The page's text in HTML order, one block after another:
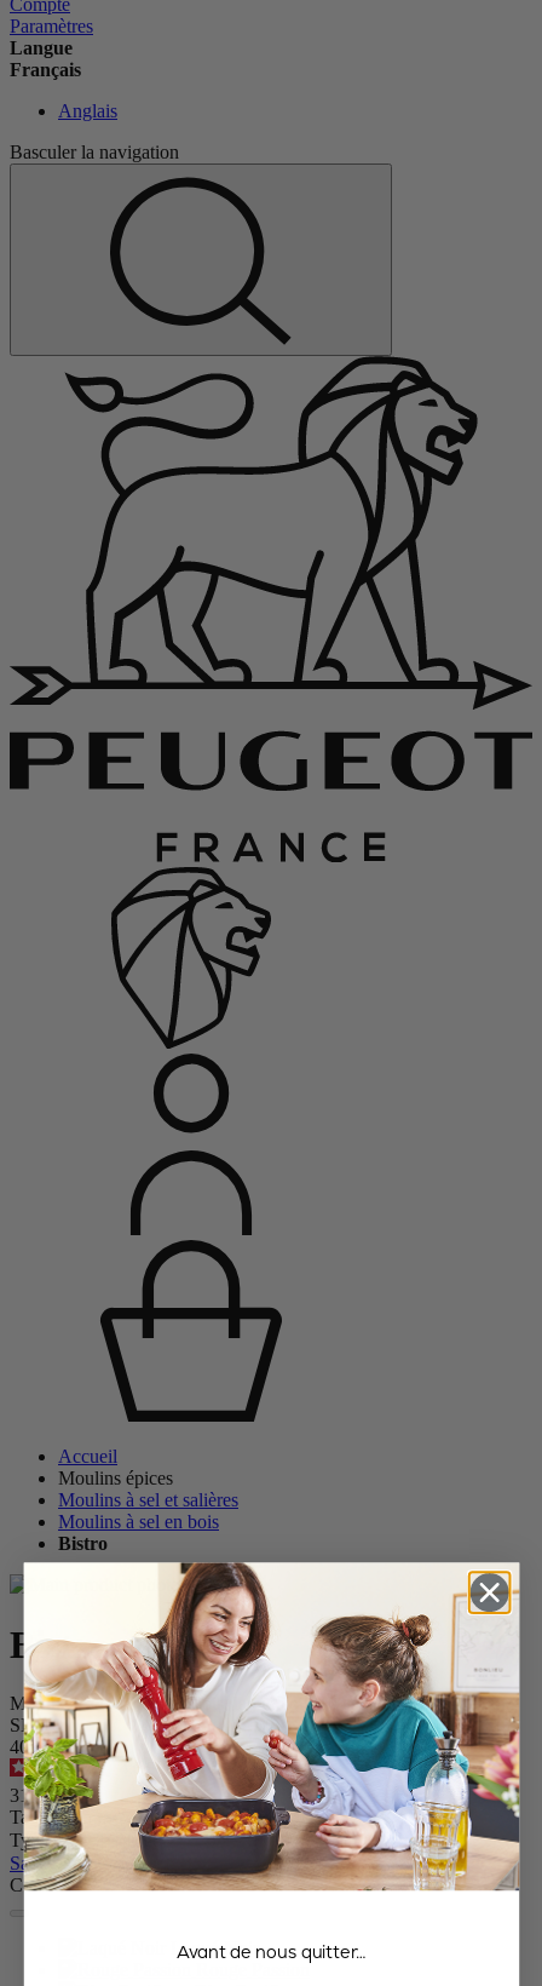
Compte
Paramètres
Langue
Français
Anglais
Basculer la navigation
Accueil
Moulins épices
Moulins à sel et salières
Moulins à sel en bois
Bistro
Bistro
Moulin à sel manuel en bois, laqué noir, 10 cm - 4in
SKU
4083300
4.6 5- 293avis
31,90 €
Taille
Type Épice
Sauter le carrousel
Couleur
Laqué Noir
Avant de nous quitter…